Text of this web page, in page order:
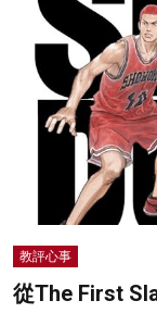
教評心事
從The First